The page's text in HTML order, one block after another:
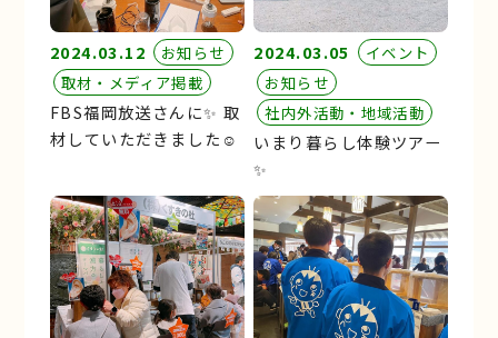
2024.03.12
お知らせ
取材・メディア掲載
FBS福岡放送さんに✨ 取
材していただきました☺︎
2024.03.05
イベント
お知らせ
社内外活動・地域活動
いまり暮らし体験ツアー
✨